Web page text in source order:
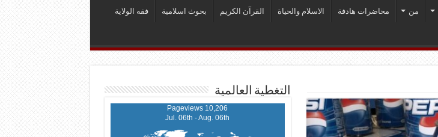
من محاضرات هادفة الاسلام والحياة القرآن الكريم بحوث اسلامية فقه الولاية
التغطية العالمية
10,206 Pageviews
Jul. 06th - Aug. 06th